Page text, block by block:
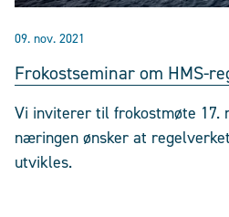
09. nov. 2021
Frokostseminar om HMS-
Vi inviterer til frokostmøte 17.
næringen ønsker at
utvikles.